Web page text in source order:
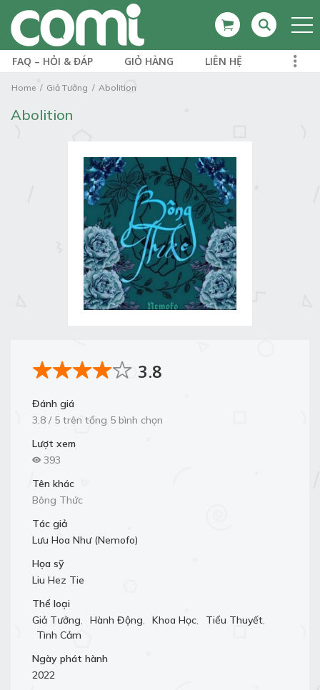
FAQ – HỎI & ĐÁP GIỎ HÀNG LIÊN HỆ
Home Giả Tưởng Abolition
Abolition
3.8
Đánh giá
3.8 / 5 trên tổng 5 bình chọn
Lượt xem
393
Tên khác
Bông Thức
Tác giả
Lưu Hoa Như (Nemofo)
Họa sỹ
Liu Hez Tie
Thể loại
Giả Tưởng, Hành Động, Khoa Học, Tiểu Thuyết,
Tình Cảm
Ngày phát hành
2022